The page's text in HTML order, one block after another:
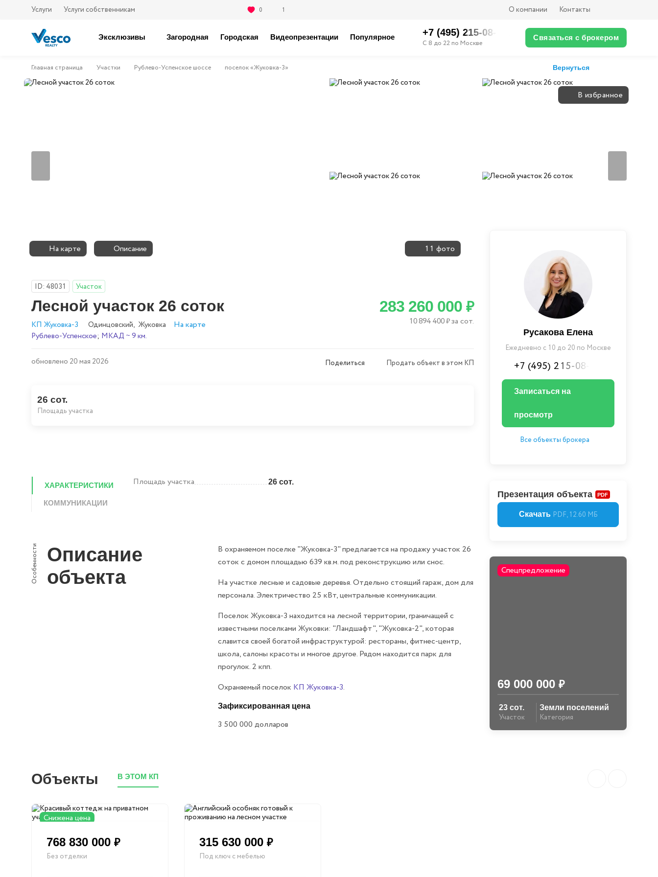
Услуги Услуги собственникам 0 1 О компании Контакты
Эксклюзивы Загородная Городская Видеопрезентации Популярное +7 (495) 215-08-XX
С 8 до 22 по Москве
Связаться с брокером
Главная страница Участки Рублево-Успенское шоссе поселок «Жуковка-3» Вернуться
В избранное
На карте Описание 11 фото
ID: 48031 Участок
Лесной участок 26 соток 283 260 000 ₽
10 894 400₽за сот.
КП Жуковка-3 Одинцовский, Жуковка На карте
Рублево-Успенское; МКАД ~ 9 км.
обновлено 20 мая 2026 Поделиться Продать объект в этом КП
26 сот.
Площадь участка
ХАРАКТЕРИСТИКИ
КОММУНИКАЦИИ
Площадь участка 26 сот.
Особенности Описание
объекта
В охраняемом поселке "Жуковка-3" предлагается на продажу участок 26
соток с домом площадью 639 кв.м. под реконструкцию или снос.
На участке лесные и садовые деревья. Отдельно стоящий гараж, дом для
персонала. Электричество 25 кВт, центральные коммуникации.
Поселок Жуковка-3 находится на лесной территории, граничащей с
известными поселками Жуковки: "Ландшафт", "Жуковка-2", которая
славится своей богатой инфраструктурой: рестораны, фитнес-центр,
школа, салоны красоты и многое другое. Рядом находится парк для
прогулок. 2 кпп.
Охраняемый поселок КП Жуковка-3.
Зафиксированная цена
3 500 000 долларов
Русакова Елена
Ежедневно с 10 до 20 по Москве
+7 (495) 215-08-XX
Записаться на
просмотр
Все объекты брокера
Презентация объекта PDF
Скачать PDF, 12.60 МБ
Спецпредложение
69 000 000 ₽
23 сот.
Участок
Земли поселений
Категория
Объекты В ЭТОМ КП
Снижена цена
768 830 000 ₽
Без отделки
315 630 000 ₽
Под ключ с мебелью